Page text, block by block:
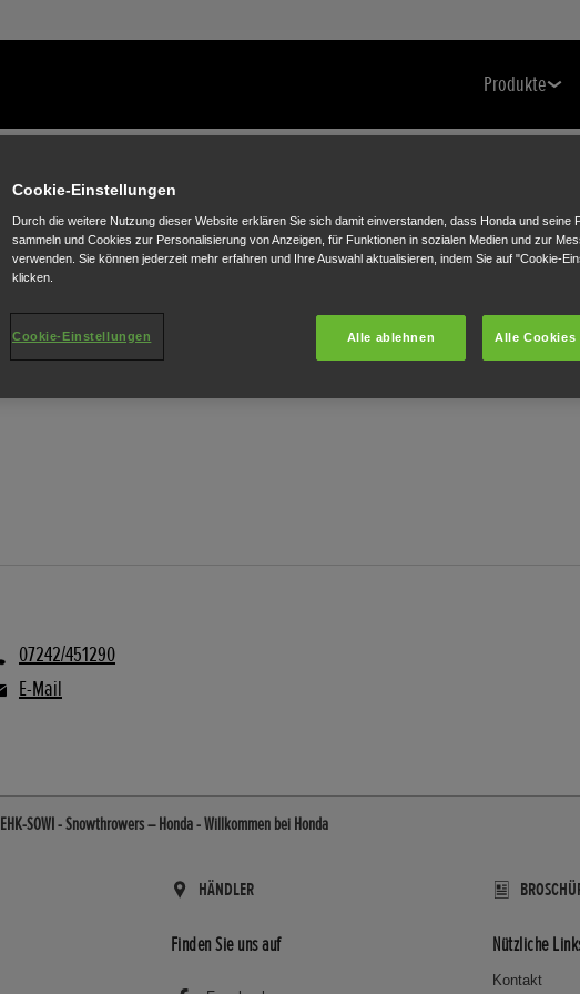
Produkte
07242/451290
E-Mail
EHK-SOWI - Snowthrowers – Honda - Willkommen bei Honda
HÄNDLER
Finden Sie uns auf Nützliche
Kontakt
Cookie-Einstellungen
Durch die weitere Nutzung dieser Website erklären Sie sich damit einverstanden, dass Honda und seine
sammeln und Cookies zur Personalisierung von Anzeigen, für Funktionen in sozialen Medien und zur
verwenden. Sie können jederzeit mehr erfahren und Ihre Auswahl aktualisieren, indem Sie auf "Cookie-
klicken.
Alle ablehnen Alle Cookies
Cookie-Einstellungen